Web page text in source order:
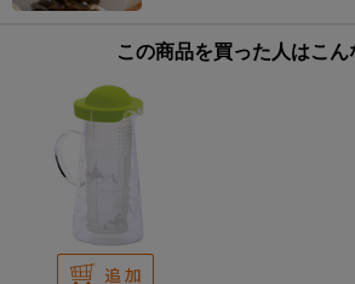
この商品を買った人はこん